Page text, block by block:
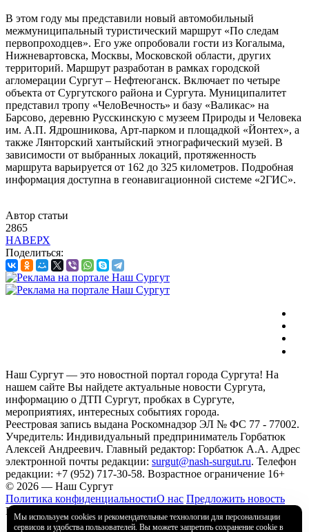
В этом году мы представили новый автомобильный
межмуниципальный туристический маршрут «По следам
первопроходцев». Его уже опробовали гости из Когалыма,
Нижневартовска, Москвы, Московской области, других
территорий. Маршрут разработан в рамках городской
агломерации Сургут – Нефтеюганск. Включает по четыре
объекта от Сургутского района и Сургута. Муниципалитет
представил тропу «ЧелоВечность» и базу «Валикас» на
Барсово, деревню Русскинскую с музеем Природы и Человека
им. А.П. Ядрошникова, Арт-парком и площадкой «Йонтех», а
также Лянторский хантыйский этнографический музей. В
зависимости от выбранных локаций, протяженность
маршрута варьируется от 162 до 325 километров. Подробная
информация доступна в геонавигационной системе «2ГИС».
Автор статьи
2865
НАВЕРХ
Поделиться:
Наш Сургут — это новостной портал города Сургута! На
нашем сайте Вы найдете актуальные новости Сургута,
информацию о ДТП Сургут, пробках в Сургуте,
мероприятиях, интересных событиях города.
Реестровая запись выдана Роскомнадзор ЭЛ № ФС 77 - 77002.
Учредитель: Индивидуальный предприниматель Горбатюк
Алексей Андреевич. Главный редактор: Горбатюк А.А. Адрес
электронной почты редакции: surgut@nash-surgut.ru. Телефон
редакции: +7 (952) 717-30-58. Возрастное ограничение 16+
© 2026 — Наш Сургут
Политика конфиденциальностиО нас Предложить новость
Разработка сайта — Starcev Digital
Мы используем cookies и рекомендательные технологии для персонализации
сервисов и удобства пользователей. Вы можете запретить сохранение cookie в